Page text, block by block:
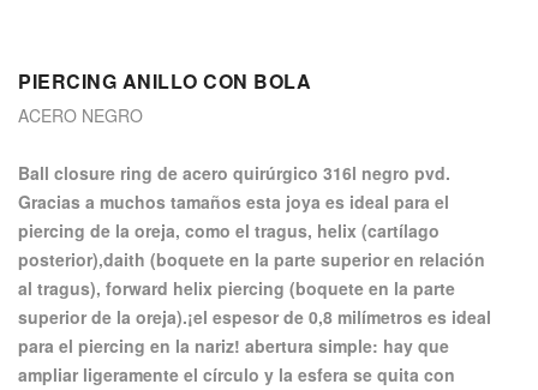
PIERCING ANILLO CON BOLA
ACERO NEGRO
ball closure ring de acero quirúrgico 316l negro pvd.
Gracias a muchos tamaños esta joya es ideal para el
piercing de la oreja, como el tragus, helix (cartílago
posterior),daith (boquete en la parte superior en relación
al tragus), forward helix piercing (boquete en la parte
superior de la oreja).¡el espesor de 0,8 milímetros es ideal
para el piercing en la nariz! abertura simple: hay que
ampliar ligeramente el círculo y la esfera se quita con